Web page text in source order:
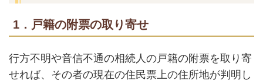
1．戸籍の附票の取り寄せ
行方不明や音信不通の相続人の戸籍の附票を取り寄
せれば、その者の現在の住民票上の住所地が判明し